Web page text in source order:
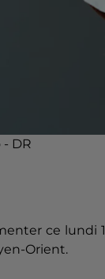
DR
ce lundi 1
Orient.